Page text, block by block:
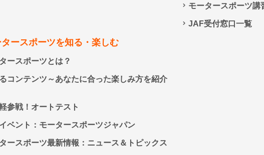
モータースポーツ講
JAF受付窓口一覧
ースポーツを知る・楽しむ
ースポーツとは？
コンテンツ～あなたに合った楽しみ方を紹介
参戦！オートテスト
ベント：モータースポーツジャパン
ースポーツ最新情報：ニュース＆トピックス